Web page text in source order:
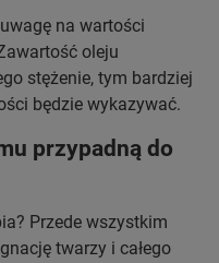
na wartości
oleju
stężenie, tym bardziej
będzie wykazywać.
przypadną do
Przede wszystkim
twarzy i całego